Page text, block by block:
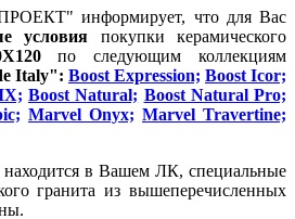
информирует, что для Вас
условия покупки керамического
по следующим коллекциям
Italy": Boost Expression; Boost Icor;
Boost Natural; Boost Natural Pro;
Marvel Onyx; Marvel Travertine;
в Вашем ЛК, специальные
гранита из вышеперечисленных